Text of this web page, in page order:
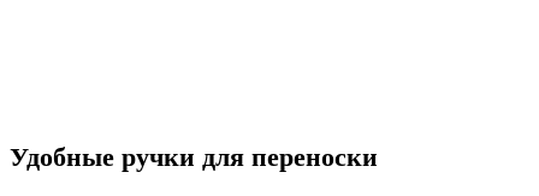
Удобные ручки для переноски